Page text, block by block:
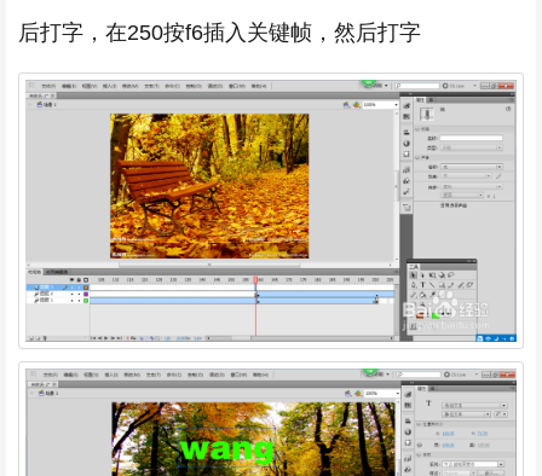
后打字，在250按f6插入关键帧，然后打字